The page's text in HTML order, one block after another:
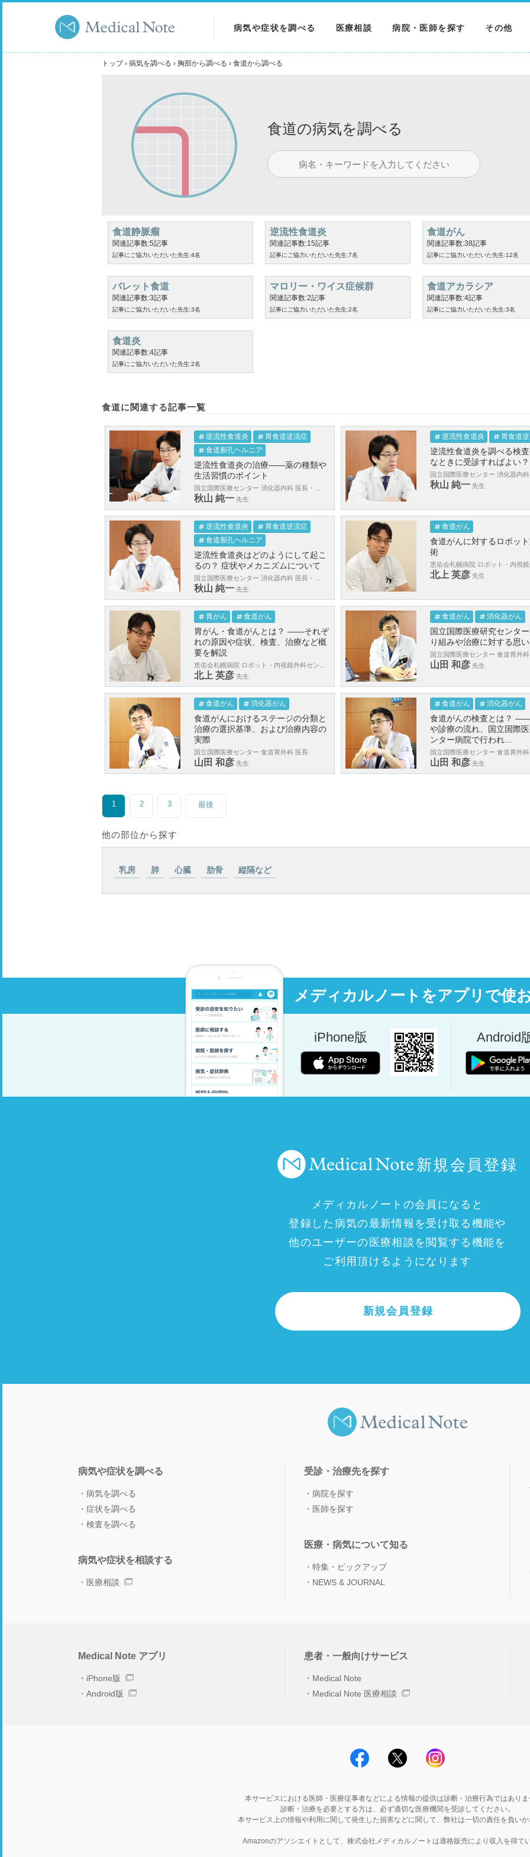
病気や症状を調べる
検査を調べる
医療相談 病院・医師を探す その他
トップ› 病気を調べる › 胸部から調べる › 食道から調べる
食道の病気を調べる
食道静脈瘤
関連記事数:5記事
記事にご協力いただいた先生:4名
逆流性食道炎
関連記事数:15記事
記事にご協力いただいた先生:7名
食道がん
関連記事数:38記事
記事にご協力いただいた先生:12名
バレット食道
関連記事数:3記事
記事にご協力いただいた先生:3名
マロリー・ワイス症候群
関連記事数:2記事
記事にご協力いただいた先生:2名
食道アカラシア
関連記事数:4記事
記事にご協力いただいた先生:3名
食道炎
関連記事数:4記事
記事にご協力いただいた先生:2名
食道に関連する記事一覧
逆流性食道炎
胃食道逆流症
食道裂孔ヘルニア
逆流性食道炎の治療――薬の種類や
生活習慣のポイント
国立国際医療センター 消化器内科 医長・...
秋山 純一 先生
逆流性食道炎 胃食道
逆流性食道炎を調べる検
なときに受診すればよい？
国立国際医療センター 消化器内
秋山 純一 先生
逆流性食道炎
胃食道逆流症
食道裂孔ヘルニア
逆流性食道炎はどのようにして起こ
るの？ 症状やメカニズムについて
国立国際医療センター 消化器内科 医長・...
秋山 純一 先生
食道がん
食道がんに対するロボッ
術
恵佑会札幌病院 ロボット・内視
北上 英彦 先生
胃がん 食道がん
胃がん・食道がんとは？ ——それぞ
れの原因や症状、検査、治療など概
要を解説
恵佑会札幌病院 ロボット・内視鏡外科セン...
北上 英彦 先生
食道がん 消化器がん
国立国際医療研究センタ
り組みや治療に対する思い
国立国際医療センター 食道胃外
山田 和彦 先生
食道がん 消化器がん
食道がんにおけるステージの分類と
治療の選択基準、および治療内容の
実際
国立国際医療センター 食道胃外科 医長
山田 和彦 先生
食道がん 消化器がん
食道がんの検査とは？
や診療の流れ、国立国際
ンター病院で行われ...
国立国際医療センター 食道胃外
山田 和彦 先生
1 2 3 最後
他の部位から探す
乳房 肺 心臓 肋骨 縦隔など
メディカルノートをアプリで使
iPhone版 Android
新規会員登録
メディカルノートの会員になると
登録した病気の最新情報を受け取る機能や
他のユーザーの医療相談を閲覧する機能を
ご利用頂けるようになります
新規会員登録
病気や症状を調べる
病気を調べる
症状を調べる
検査を調べる
病気や症状を相談する
医療相談
受診・治療先を探す
病院を探す
医師を探す
医療・病気について知る
特集・ピックアップ
NEWS & JOURNAL
Medical Note アプリ
iPhone版
Android版
患者・一般向けサービス
Medical Note
Medical Note 医療相談
本サービスにおける医師・医療従事者などによる情報の提供は診断・治療行為ではあり
診断・治療を必要とする方は、必ず適切な医療機関を受診してください。
本サービス上の情報や利用に関して発生した損害などに関して、弊社は一切の責任を負い
Amazonのアソシエイトとして、株式会社メディカルノートは適格販売により収入を得て